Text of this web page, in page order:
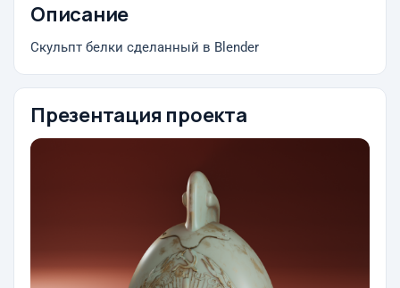
Описание
Скульпт белки сделанный в Blender
Презентация проекта